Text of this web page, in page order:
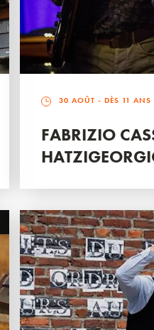
30 AOÛT - DÈS 11 ANS
FABRIZIO